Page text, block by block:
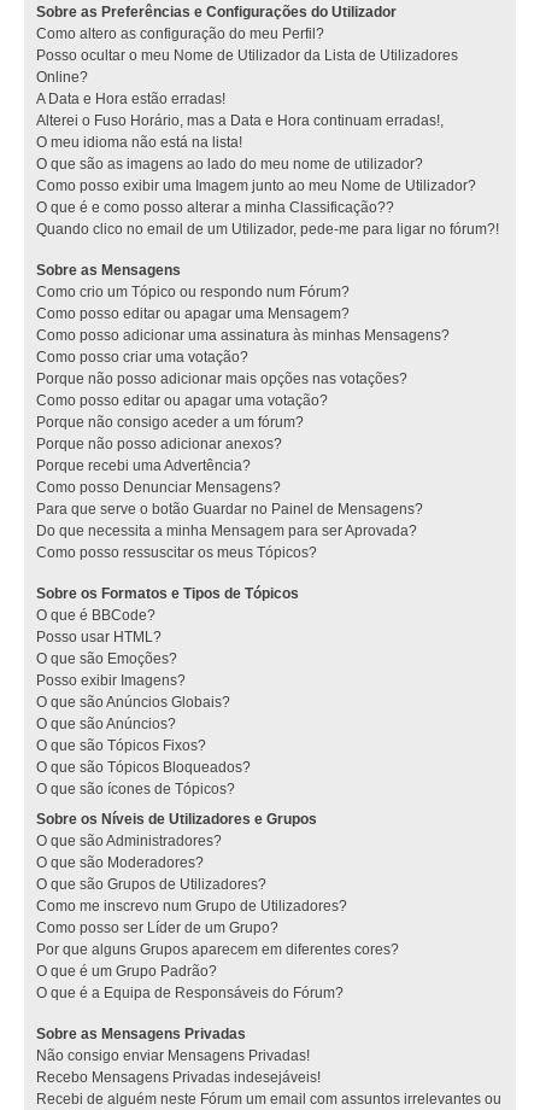
Sobre as Preferências e Configurações do Utilizador
Como altero as configuração do meu Perfil?
Posso ocultar o meu Nome de Utilizador da Lista de Utilizadores
Online?
A Data e Hora estão erradas!
Alterei o Fuso Horário, mas a Data e Hora continuam erradas!,
O meu idioma não está na lista!
O que são as imagens ao lado do meu nome de utilizador?
Como posso exibir uma Imagem junto ao meu Nome de Utilizador?
O que é e como posso alterar a minha Classificação??
Quando clico no email de um Utilizador, pede-me para ligar no fórum?!
Sobre as Mensagens
Como crio um Tópico ou respondo num Fórum?
Como posso editar ou apagar uma Mensagem?
Como posso adicionar uma assinatura às minhas Mensagens?
Como posso criar uma votação?
Porque não posso adicionar mais opções nas votações?
Como posso editar ou apagar uma votação?
Porque não consigo aceder a um fórum?
Porque não posso adicionar anexos?
Porque recebi uma Advertência?
Como posso Denunciar Mensagens?
Para que serve o botão Guardar no Painel de Mensagens?
Do que necessita a minha Mensagem para ser Aprovada?
Como posso ressuscitar os meus Tópicos?
Sobre os Formatos e Tipos de Tópicos
O que é BBCode?
Posso usar HTML?
O que são Emoções?
Posso exibir Imagens?
O que são Anúncios Globais?
O que são Anúncios?
O que são Tópicos Fixos?
O que são Tópicos Bloqueados?
O que são ícones de Tópicos?
Sobre os Níveis de Utilizadores e Grupos
O que são Administradores?
O que são Moderadores?
O que são Grupos de Utilizadores?
Como me inscrevo num Grupo de Utilizadores?
Como posso ser Líder de um Grupo?
Por que alguns Grupos aparecem em diferentes cores?
O que é um Grupo Padrão?
O que é a Equipa de Responsáveis do Fórum?
Sobre as Mensagens Privadas
Não consigo enviar Mensagens Privadas!
Recebo Mensagens Privadas indesejáveis!
Recebi de alguém neste Fórum um email com assuntos irrelevantes ou